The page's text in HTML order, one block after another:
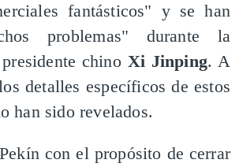
fantásticos" y se han
problemas" durante la
chino Xi Jinping. A
detalles específicos de estos
han sido revelados.
con el propósito de cerrar